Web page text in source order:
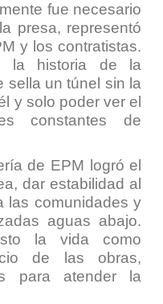
fue necesario
presa, representó
y los contratistas.
la historia de la
sella un túnel sin la
y solo poder ver el
constantes de
de EPM logró el
dar estabilidad al
las comunidades y
aguas abajo.
la vida como
de las obras,
para atender la